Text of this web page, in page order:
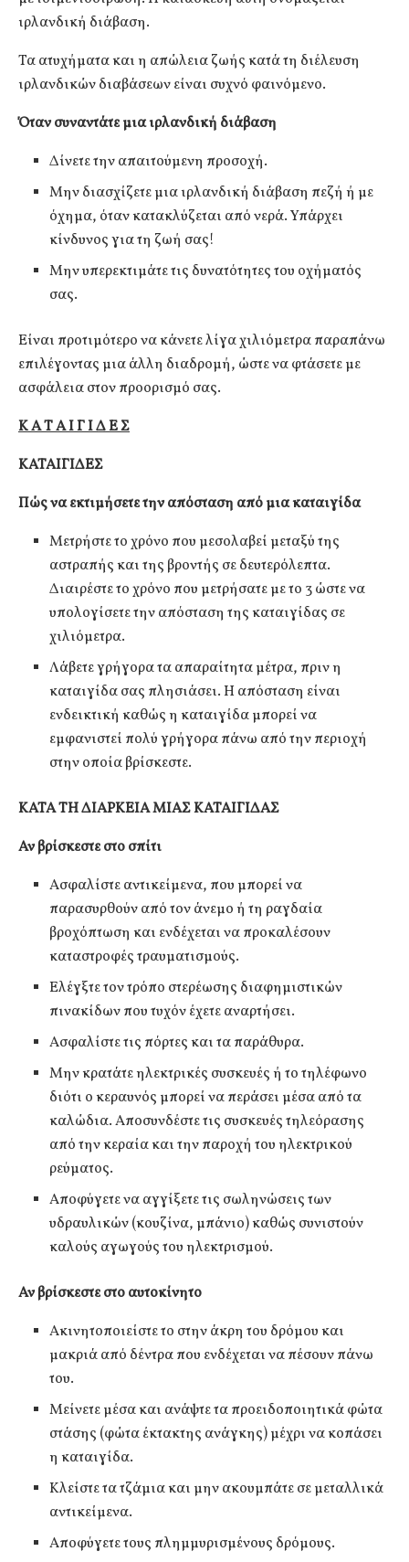
ιρλανδική διάβαση.
Τα ατυχήματα και η απώλεια ζωής κατά τη διέλευση
ιρλανδικών διαβάσεων είναι συχνό φαινόμενο.
Όταν συναντάτε μια ιρλανδική διάβαση
Δίνετε την απαιτούμενη προσοχή.
Μην διασχίζετε μια ιρλανδική διάβαση πεζή ή με
όχημα, όταν κατακλύζεται από νερά. Υπάρχει
κίνδυνος για τη ζωή σας!
Μην υπερεκτιμάτε τις δυνατότητες του οχήματός
σας.
Είναι προτιμότερο να κάνετε λίγα χιλιόμετρα παραπάνω
επιλέγοντας μια άλλη διαδρομή, ώστε να φτάσετε με
ασφάλεια στον προορισμό σας.
Κ Α Τ Α Ι Γ Ι Δ Ε Σ
ΚΑΤΑΙΓΙΔΕΣ
Πώς να εκτιμήσετε την απόσταση από μια καταιγίδα
Μετρήστε το χρόνο που μεσολαβεί μεταξύ της
αστραπής και της βροντής σε δευτερόλεπτα.
Διαιρέστε το χρόνο που μετρήσατε με το 3 ώστε να
υπολογίσετε την απόσταση της καταιγίδας σε
χιλιόμετρα.
Λάβετε γρήγορα τα απαραίτητα μέτρα, πριν η
καταιγίδα σας πλησιάσει. Η απόσταση είναι
ενδεικτική καθώς η καταιγίδα μπορεί να
εμφανιστεί πολύ γρήγορα πάνω από την περιοχή
στην οποία βρίσκεστε.
ΚΑΤΑ ΤΗ ΔΙΑΡΚΕΙΑ ΜΙΑΣ ΚΑΤΑΙΓΙΔΑΣ
Αν βρίσκεστε στο σπίτι
Ασφαλίστε αντικείμενα, που μπορεί να
παρασυρθούν από τον άνεμο ή τη ραγδαία
βροχόπτωση και ενδέχεται να προκαλέσουν
καταστροφές τραυματισμούς.
Ελέγξτε τον τρόπο στερέωσης διαφημιστικών
πινακίδων που τυχόν έχετε αναρτήσει.
Ασφαλίστε τις πόρτες και τα παράθυρα.
Μην κρατάτε ηλεκτρικές συσκευές ή το τηλέφωνο
διότι ο κεραυνός μπορεί να περάσει μέσα από τα
καλώδια. Αποσυνδέστε τις συσκευές τηλεόρασης
από την κεραία και την παροχή του ηλεκτρικού
ρεύματος.
Αποφύγετε να αγγίξετε τις σωληνώσεις των
υδραυλικών (κουζίνα, μπάνιο) καθώς συνιστούν
καλούς αγωγούς του ηλεκτρισμού.
Αν βρίσκεστε στο αυτοκίνητο
Ακινητοποιείστε το στην άκρη του δρόμου και
μακριά από δέντρα που ενδέχεται να πέσουν πάνω
του.
Μείνετε μέσα και ανάψτε τα προειδοποιητικά φώτα
στάσης (φώτα έκτακτης ανάγκης) μέχρι να κοπάσει
η καταιγίδα.
Κλείστε τα τζάμια και μην ακουμπάτε σε μεταλλικά
αντικείμενα.
Αποφύγετε τους πλημμυρισμένους δρόμους.